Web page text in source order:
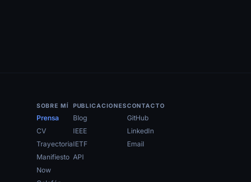
SOBRE MÍ
Prensa
CV
Trayectoria
Manifiesto
Now
PUBLICACIONES
Blog
IEEE
IETF
API
CONTACTO
GitHub
LinkedIn
Email